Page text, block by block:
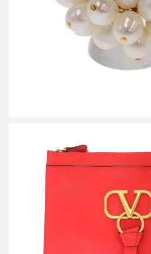
詳しく見る
ヴァレンティノ Vリングフラット
買取金額